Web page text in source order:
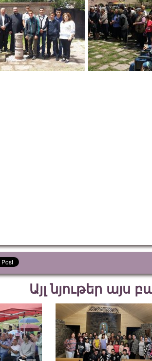
Այլ նյութեր այս